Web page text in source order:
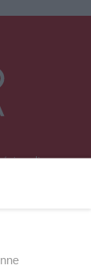
radiową